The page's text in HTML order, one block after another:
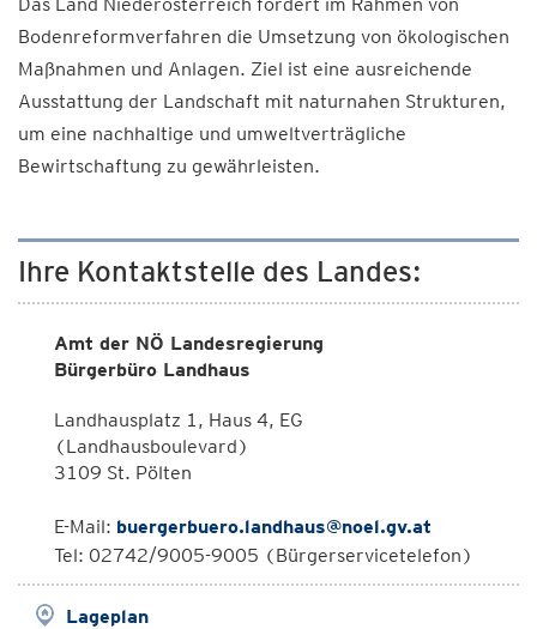
Bodenreformverfahren die Umsetzung von ökologischen
Maßnahmen und Anlagen. Ziel ist eine ausreichende
Ausstattung der Landschaft mit naturnahen Strukturen,
um eine nachhaltige und umweltverträgliche
Bewirtschaftung zu gewährleisten.
Ihre Kontaktstelle des Landes:
Amt der NÖ Landesregierung
Bürgerbüro Landhaus
Landhausplatz 1, Haus 4, EG
(Landhausboulevard)
3109 St. Pölten
E-Mail: buergerbuero.landhaus@noel.gv.at
Tel: 02742/9005-9005 (Bürgerservicetelefon)
Lageplan